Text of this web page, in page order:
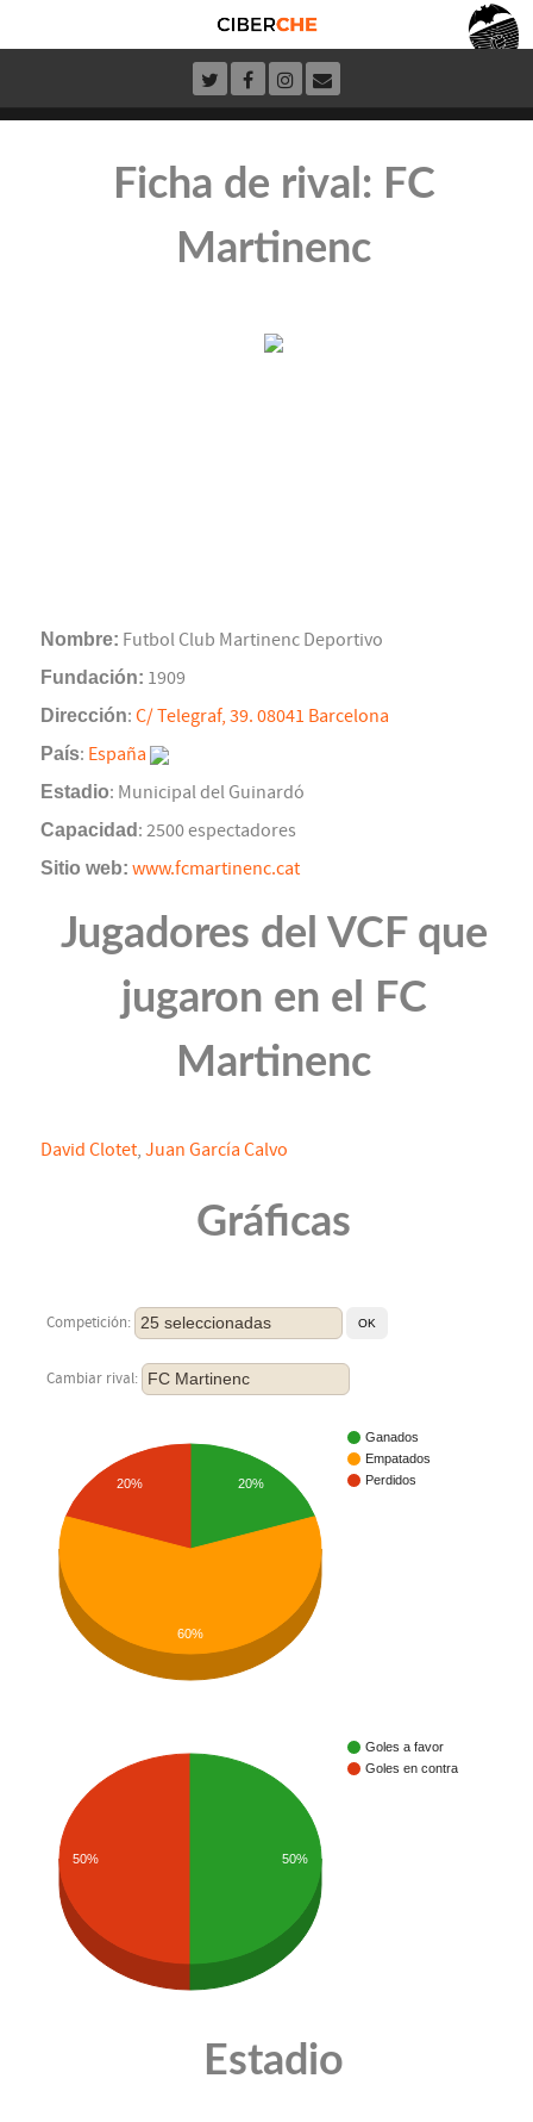
Ficha de rival: FC
Martinenc
Nombre: Futbol Club Martinenc Deportivo
Fundación: 1909
Dirección: C/ Telegraf, 39. 08041 Barcelona
País: España
Estadio: Municipal del Guinardó
Capacidad : 2500 espectadores
Sitio web: www.fcmartinenc.cat
Jugadores del VCF que
jugaron en el FC
Martinenc
David Clotet, Juan García Calvo
Gráficas
Competición: 25 seleccionadas
Cambiar rival: FC Martinenc
Ganados
Empatados
Perdidos
20%
20%
60%
Goles a favor
Goles en contra
50% 50%
Estadio